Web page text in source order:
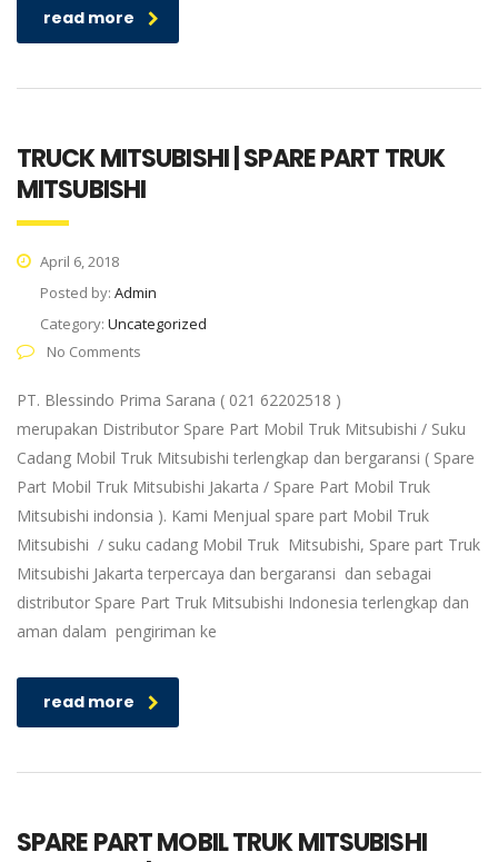
read more
TRUCK MITSUBISHI | SPARE PART TRUK
MITSUBISHI
April 6, 2018
Posted by: Admin
Category: Uncategorized
No Comments
PT. Blessindo Prima Sarana ( 021 62202518 )
merupakan Distributor Spare Part Mobil Truk Mitsubishi / Suku
Cadang Mobil Truk Mitsubishi terlengkap dan bergaransi ( Spare
Part Mobil Truk Mitsubishi Jakarta / Spare Part Mobil Truk
Mitsubishi indonsia ). Kami Menjual spare part Mobil Truk
Mitsubishi / suku cadang Mobil Truk Mitsubishi, Spare part Truk
Mitsubishi Jakarta terpercaya dan bergaransi dan sebagai
distributor Spare Part Truk Mitsubishi Indonesia terlengkap dan
aman dalam pengiriman ke
read more
SPARE PART MOBIL TRUK MITSUBISHI